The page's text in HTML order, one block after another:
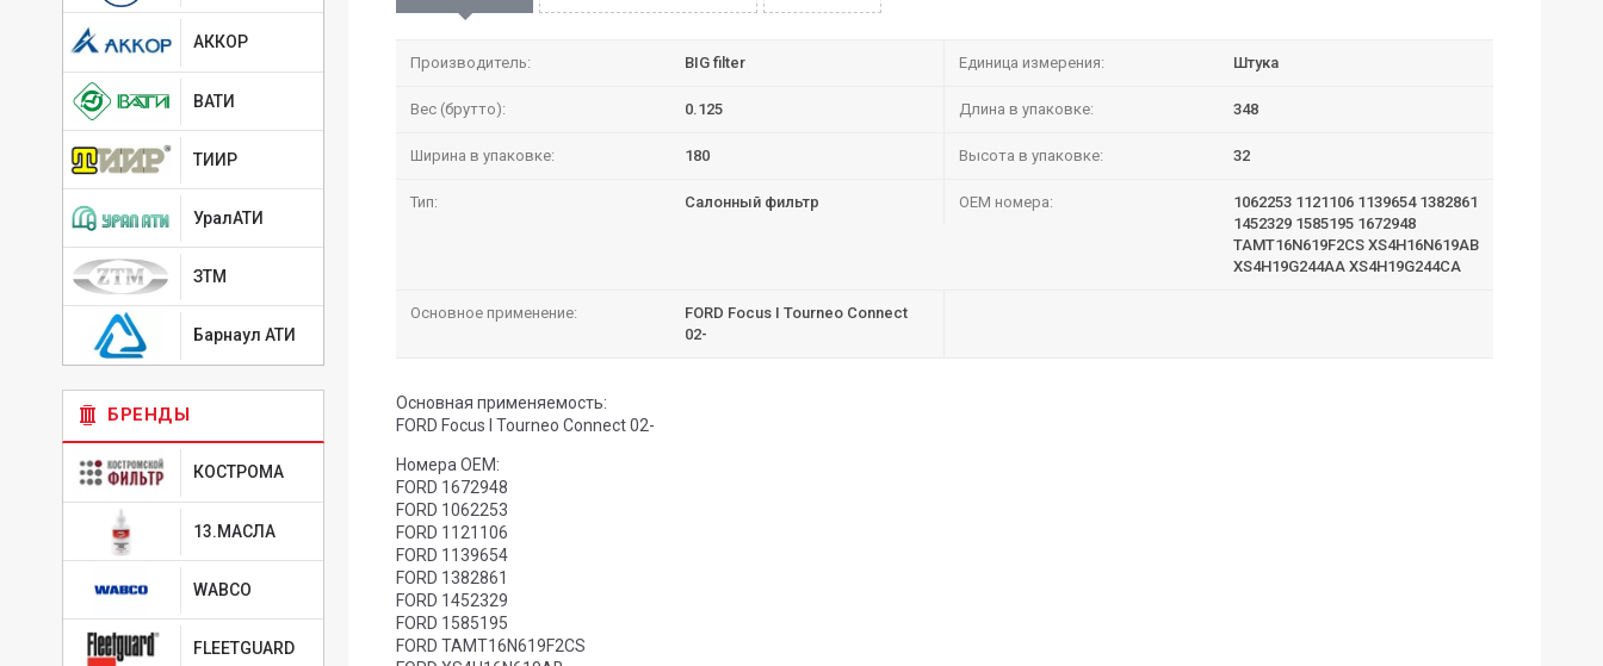
АККОР
ВАТИ
ТИИР
УралАТИ
ЗТМ
Барнаул АТИ
БРЕНДЫ
КОСТРОМА
13.МАСЛА
WABCO
FLEETGUARD
Производитель: BIG filter Единица измерения: Штука
Вес (брутто): 0.125 Длина в упаковке: 348
Ширина в упаковке: 180 Высота в упаковке: 32
Тип: Салонный фильтр OEM номера:
1062253 1121106 1139654 1382861
1452329 1585195 1672948
TAMT16N619F2CS XS4H16N619AB
XS4H19G244AA XS4H19G244CA
Основное применение:
FORD Focus I Tourneo Connect
02-
Основная применяемость:
FORD Focus I Tourneo Connect 02-
Номера OEM:
FORD 1672948
FORD 1062253
FORD 1121106
FORD 1139654
FORD 1382861
FORD 1452329
FORD 1585195
FORD TAMT16N619F2CS